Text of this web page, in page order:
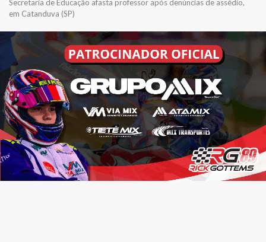
Secretaria de Educação afasta professor após denúncias de assédio,
em Catanduva (SP)